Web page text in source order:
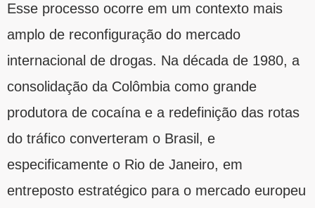
Esse processo ocorre em um contexto mais
amplo de reconfiguração do mercado
internacional de drogas. Na década de 1980, a
consolidação da Colômbia como grande
produtora de cocaína e a redefinição das rotas
do tráfico converteram o Brasil, e
especificamente o Rio de Janeiro, em
entreposto estratégico para o mercado europeu